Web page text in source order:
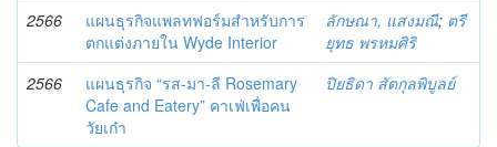
2566
แผนธุรกิจแพลทฟอร์มสำหรับการ
ตกแต่งภายใน Wyde Interior
ลักษณา, แสงมณี; ตรี
ยุทธ พรหมศิริ
2566
แผนธุรกิจ “รส-มา-ลี Rosemary
Cafe and Eatery” คาเฟ่เพื่อคน
วัยเก๋า
ปิยธิดา สัตกุลพิบูลย์